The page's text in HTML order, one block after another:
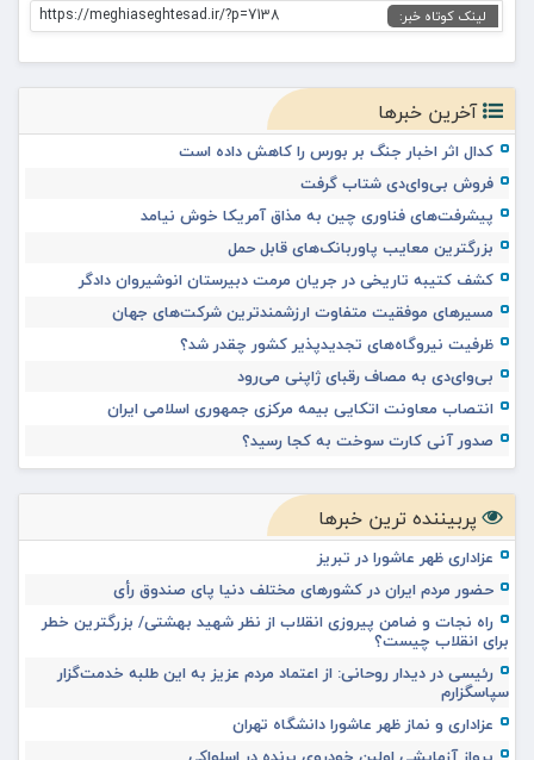
لینک کوتاه خبر: https://meghiaseghtesad.ir/?p=7138
آخرین خبرها
کدال اثر اخبار جنگ بر بورس را کاهش داده است
فروش بی‌وای‌دی شتاب گرفت
پیشرفت‌های فناوری چین به مذاق آمریکا خوش نیامد
بزرگترین معایب پاوربانک‌های قابل حمل
کشف کتیبه تاریخی در جریان مرمت دبیرستان انوشیروان دادگر
مسیرهای موفقیت متفاوت ارزشمندترین شرکت‌های جهان
ظرفیت نیروگاه‌های تجدیدپذیر کشور چقدر شد؟
بی‌وای‌دی به مصاف رقبای ژاپنی می‌رود
انتصاب معاونت اتکایی بیمه مرکزی جمهوری اسلامی ایران
صدور آنی کارت سوخت به کجا رسید؟
پربیننده ترین خبرها
عزاداری ظهر عاشورا در تبریز
حضور مردم ایران در کشورهای مختلف دنیا پای صندوق رأی
راه نجات و ضامن پیروزی انقلاب از نظر شهید بهشتی/ بزرگترین خطر
برای انقلاب چیست؟
رئیسی در دیدار روحانی: از اعتماد مردم عزیز به این طلبه خدمت‌گزار
سپاسگزارم
عزاداری و نماز ظهر عاشورا دانشگاه تهران